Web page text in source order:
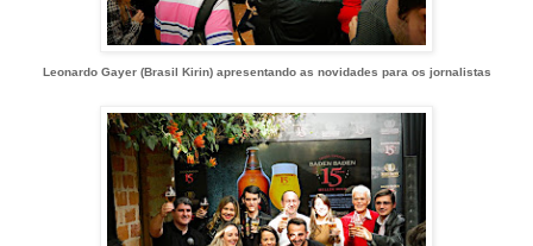
Leonardo Gayer (Brasil Kirin) apresentando as novidades para os jornalistas